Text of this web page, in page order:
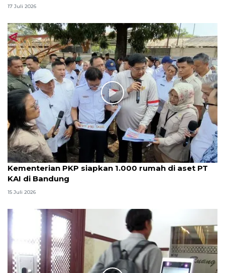
17 Juli 2026
Kementerian PKP siapkan 1.000 rumah di aset PT
KAI di Bandung
15 Juli 2026